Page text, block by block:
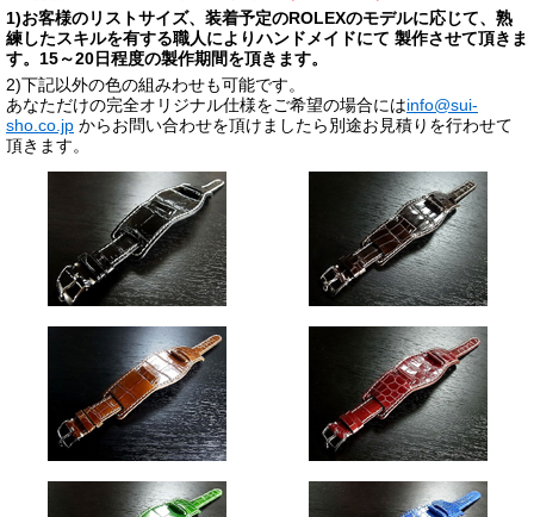
1)お客様のリストサイズ、装着予定のROLEXのモデルに応じて、熟
練したスキルを有する職人によりハンドメイドにて 製作させて頂きま
す。15～20日程度の製作期間を頂きます。
2)下記以外の色の組みわせも可能です。
あなただけの完全オリジナル仕様をご希望の場合にはinfo@sui-
sho.co.jp からお問い合わせを頂けましたら別途お見積りを行わせて
頂きます。